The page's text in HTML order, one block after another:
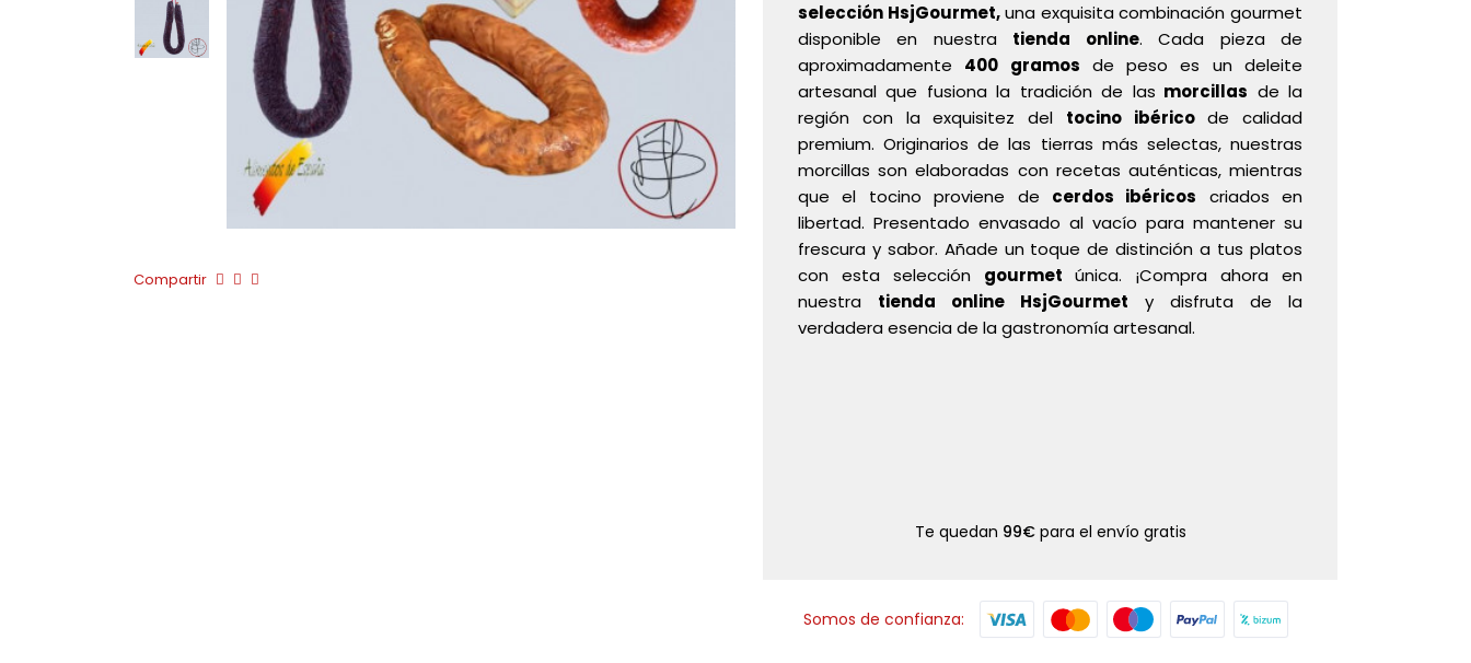
Compartir
selección HsjGourmet,una exquisita combinación gourmet
disponible en nuestra tienda online. Cada pieza de
aproximadamente 400 gramos de peso es un deleite
artesanal que fusiona la tradición de las morcillas de la
región con la exquisitez del tocino ibéricode calidad
premium. Originarios de las tierras más selectas, nuestras
morcillas son elaboradas con recetas auténticas, mientras
que el tocino proviene de cerdos ibéricos criados en
libertad. Presentado envasado al vacío para mantener su
frescura y sabor. Añade un toque de distinción a tus platos
con esta selección gourmet única. ¡Compra ahora en
nuestra tienda online HsjGourmet y disfruta de la
verdadera esencia de la gastronomía artesanal.
Te quedan 99€para el envío gratis
Somos de confianza: